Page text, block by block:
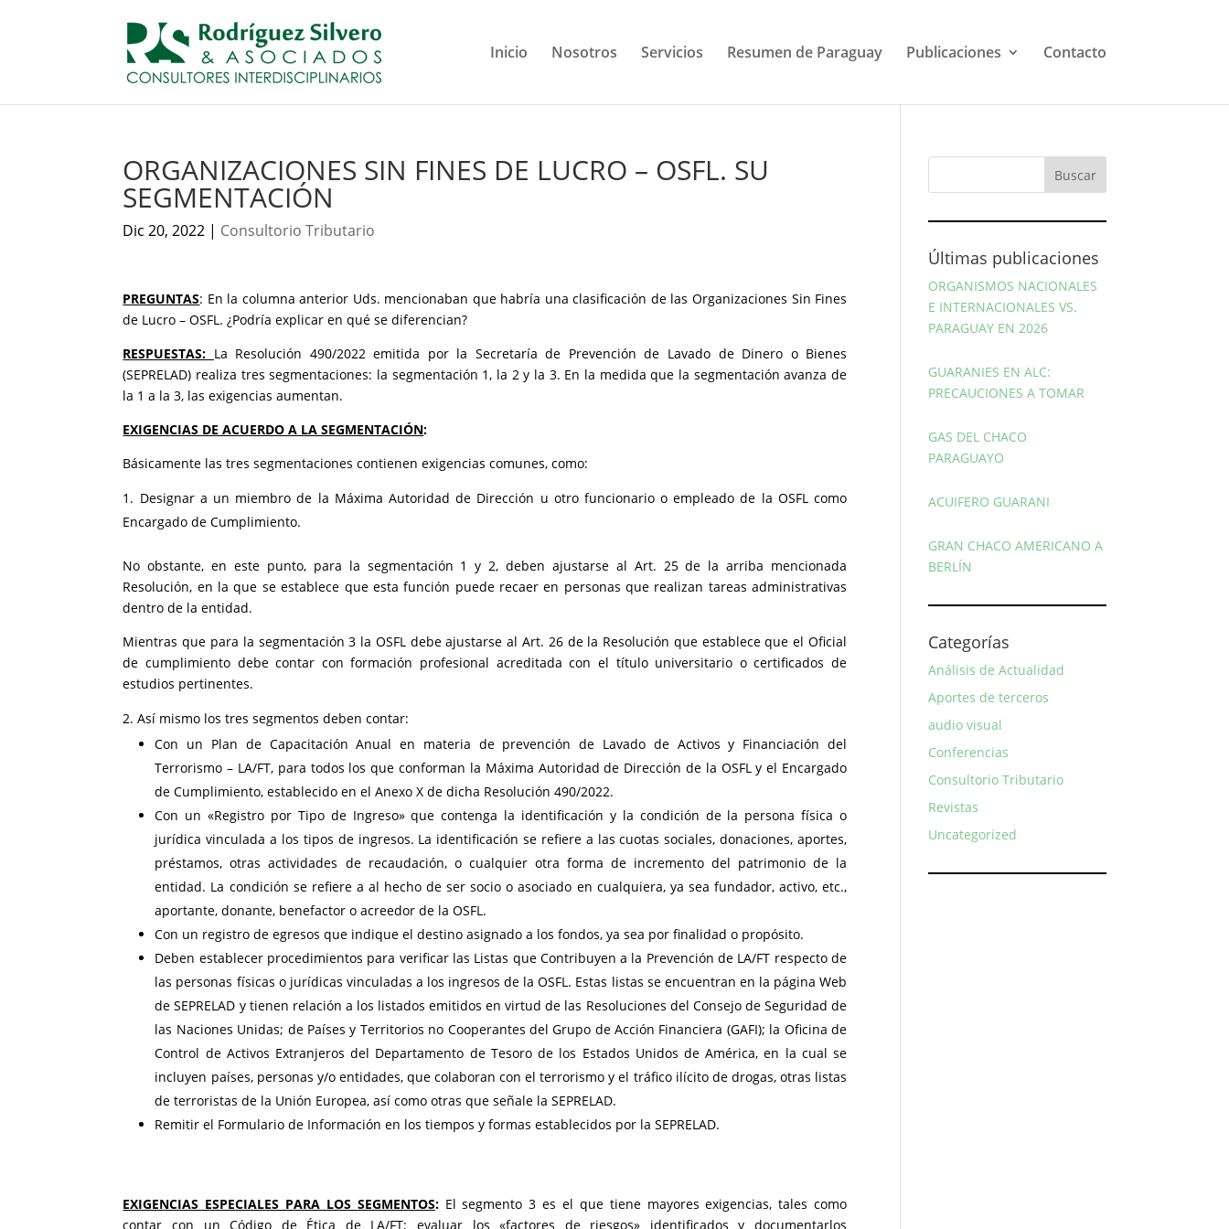
Inicio Nosotros Servicios Resumen de Paraguay Publicaciones Contacto
ORGANIZACIONES SIN FINES DE LUCRO – OSFL. SU
SEGMENTACIÓN
Dic 20, 2022 | Consultorio Tributario
PREGUNTAS: En la columna anterior Uds. mencionaban que habría una clasificación de las Organizaciones Sin Fines
de Lucro – OSFL. ¿Podría explicar en qué se diferencian?
RESPUESTAS: La Resolución 490/2022 emitida por la Secretaría de Prevención de Lavado de Dinero o Bienes
(SEPRELAD) realiza tres segmentaciones: la segmentación 1, la 2 y la 3. En la medida que la segmentación avanza de
la 1 a la 3, las exigencias aumentan.
EXIGENCIAS DE ACUERDO A LA SEGMENTACIÓN:
Básicamente las tres segmentaciones contienen exigencias comunes, como:
Designar a un miembro de la Máxima Autoridad de Dirección u otro funcionario o empleado de la OSFL como
Encargado de Cumplimiento.
No obstante, en este punto, para la segmentación 1 y 2, deben ajustarse al Art. 25 de la arriba mencionada
Resolución, en la que se establece que esta función puede recaer en personas que realizan tareas administrativas
dentro de la entidad.
Mientras que para la segmentación 3 la OSFL debe ajustarse al Art. 26 de la Resolución que establece que el Oficial
de cumplimiento debe contar con formación profesional acreditada con el título universitario o certificados de
estudios pertinentes.
Así mismo los tres segmentos deben contar:
Con un Plan de Capacitación Anual en materia de prevención de Lavado de Activos y Financiación del
Terrorismo – LA/FT, para todos los que conforman la Máxima Autoridad de Dirección de la OSFL y el Encargado
de Cumplimiento, establecido en el Anexo X de dicha Resolución 490/2022.
Con un «Registro por Tipo de Ingreso» que contenga la identificación y la condición de la persona física o
jurídica vinculada a los tipos de ingresos. La identificación se refiere a las cuotas sociales, donaciones, aportes,
préstamos, otras actividades de recaudación, o cualquier otra forma de incremento del patrimonio de la
entidad. La condición se refiere a al hecho de ser socio o asociado en cualquiera, ya sea fundador, activo, etc.,
aportante, donante, benefactor o acreedor de la OSFL.
Con un registro de egresos que indique el destino asignado a los fondos, ya sea por finalidad o propósito.
Deben establecer procedimientos para verificar las Listas que Contribuyen a la Prevención de LA/FT respecto de
las personas físicas o jurídicas vinculadas a los ingresos de la OSFL. Estas listas se encuentran en la página Web
de SEPRELAD y tienen relación a los listados emitidos en virtud de las Resoluciones del Consejo de Seguridad de
las Naciones Unidas; de Países y Territorios no Cooperantes del Grupo de Acción Financiera (GAFI); la Oficina de
Control de Activos Extranjeros del Departamento de Tesoro de los Estados Unidos de América, en la cual se
incluyen países, personas y/o entidades, que colaboran con el terrorismo y el tráfico ilícito de drogas, otras listas
de terroristas de la Unión Europea, así como otras que señale la SEPRELAD.
Remitir el Formulario de Información en los tiempos y formas establecidos por la SEPRELAD.
EXIGENCIAS ESPECIALES PARA LOS SEGMENTOS: El segmento 3 es el que tiene mayores exigencias, tales como
contar con un Código de Ética de LA/FT; evaluar los «factores de riesgos» identificados y documentarlos
Últimas publicaciones
ORGANISMOS NACIONALES
E INTERNACIONALES VS.
PARAGUAY EN 2026
GUARANIES EN ALC:
PRECAUCIONES A TOMAR
GAS DEL CHACO
PARAGUAYO
ACUIFERO GUARANI
GRAN CHACO AMERICANO A
BERLÍN
Categorías
Análisis de Actualidad
Aportes de terceros
audio visual
Conferencias
Consultorio Tributario
Revistas
Uncategorized